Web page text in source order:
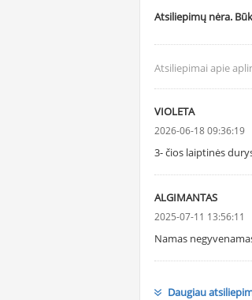
Atsiliepimų nėra.
Atsiliepimai apie
VIOLETA
2026-06-18 09:36:19
3- čios laiptinės
ALGIMANTAS
2025-07-11 13:56:11
Namas
Daugiau